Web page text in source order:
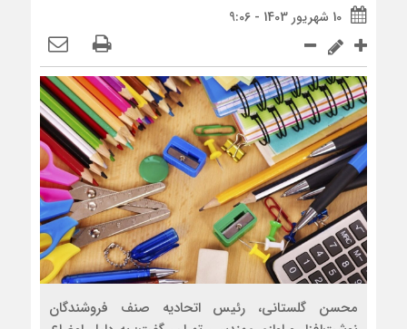
10 شهریور 1403 - 9:06
محسن گلستانی، رئیس اتحادیه صنف فروشندگان